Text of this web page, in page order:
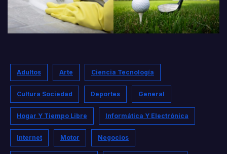
Adultos Arte Ciencia Tecnología
Cultura Sociedad Deportes General
Hogar Y Tiempo Libre Informática Y Electrónica
Internet Motor Negocios